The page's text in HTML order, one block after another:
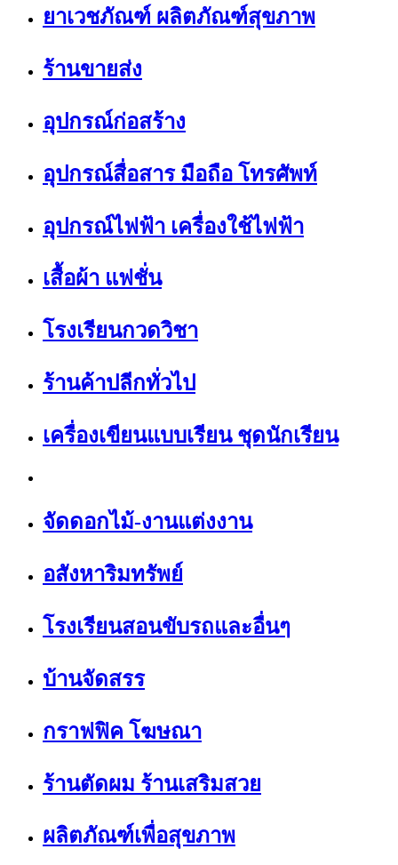
ยาเวชภัณฑ์ ผลิตภัณฑ์สุขภาพ
ร้านขายส่ง
อุปกรณ์ก่อสร้าง
อุปกรณ์สื่อสาร มือถือ โทรศัพท์
อุปกรณ์ไฟฟ้า เครื่องใช้ไฟฟ้า
เสื้อผ้า แฟชั่น
โรงเรียนกวดวิชา
ร้านค้าปลีกทั่วไป
เครื่องเขียนแบบเรียน ชุดนักเรียน
จัดดอกไม้-งานแต่งงาน
อสังหาริมทรัพย์
โรงเรียนสอนขับรถและอื่นๆ
บ้านจัดสรร
กราฟฟิค โฆษณา
ร้านตัดผม ร้านเสริมสวย
ผลิตภัณฑ์เพื่อสุขภาพ